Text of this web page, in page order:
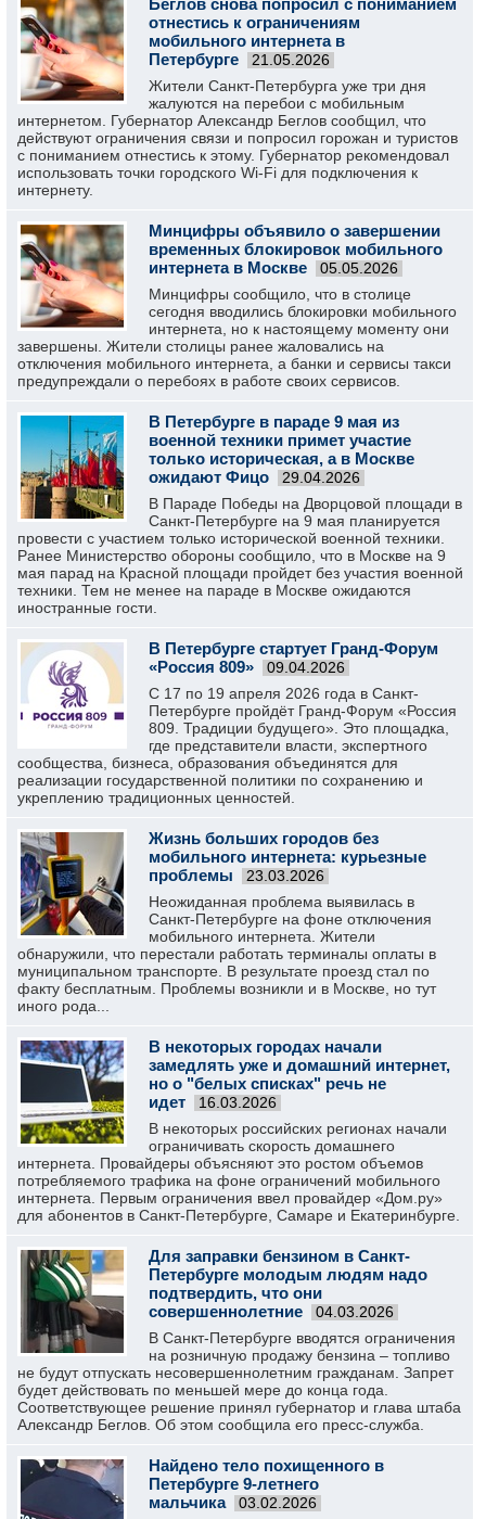
Беглов снова попросил с пониманием
отнестись к ограничениям
мобильного интернета в
Петербурге
21.05.2026
Жители Санкт-Петербурга уже три дня
жалуются на перебои с мобильным
интернетом. Губернатор Александр Беглов сообщил, что
действуют ограничения связи и попросил горожан и туристов
с пониманием отнестись к этому. Губернатор рекомендовал
использовать точки городского Wi-Fi для подключения к
интернету.
Минцифры объявило о завершении
временных блокировок мобильного
интернета в Москве
05.05.2026
Минцифры сообщило, что в столице
сегодня вводились блокировки мобильного
интернета, но к настоящему моменту они
завершены. Жители столицы ранее жаловались на
отключения мобильного интернета, а банки и сервисы такси
предупреждали о перебоях в работе своих сервисов.
В Петербурге в параде 9 мая из
военной техники примет участие
только историческая, а в Москве
ожидают Фицо
29.04.2026
В Параде Победы на Дворцовой площади в
Санкт-Петербурге на 9 мая планируется
провести с участием только исторической военной техники.
Ранее Министерство обороны сообщило, что в Москве на 9
мая парад на Красной площади пройдет без участия военной
техники. Тем не менее на параде в Москве ожидаются
иностранные гости.
В Петербурге стартует Гранд-Форум
«Россия 809»
09.04.2026
С 17 по 19 апреля 2026 года в Санкт-
Петербурге пройдёт Гранд-Форум «Россия
809. Традиции будущего». Это площадка,
где представители власти, экспертного
сообщества, бизнеса, образования объединятся для
реализации государственной политики по сохранению и
укреплению традиционных ценностей.
Жизнь больших городов без
мобильного интернета: курьезные
проблемы
23.03.2026
Неожиданная проблема выявилась в
Санкт-Петербурге на фоне отключения
мобильного интернета. Жители
обнаружили, что перестали работать терминалы оплаты в
муниципальном транспорте. В результате проезд стал по
факту бесплатным. Проблемы возникли и в Москве, но тут
иного рода...
В некоторых городах начали
замедлять уже и домашний интернет,
но о "белых списках" речь не
идет
16.03.2026
В некоторых российских регионах начали
ограничивать скорость домашнего
интернета. Провайдеры объясняют это ростом объемов
потребляемого трафика на фоне ограничений мобильного
интернета. Первым ограничения ввел провайдер «Дом.ру»
для абонентов в Санкт-Петербурге, Самаре и Екатеринбурге.
Для заправки бензином в Санкт-
Петербурге молодым людям надо
подтвердить, что они
совершеннолетние
04.03.2026
В Санкт-Петербурге вводятся ограничения
на розничную продажу бензина – топливо
не будут отпускать несовершеннолетним гражданам. Запрет
будет действовать по меньшей мере до конца года.
Соответствующее решение принял губернатор и глава штаба
Александр Беглов. Об этом сообщила его пресс-служба.
Найдено тело похищенного в
Петербурге 9-летнего
мальчика
03.02.2026